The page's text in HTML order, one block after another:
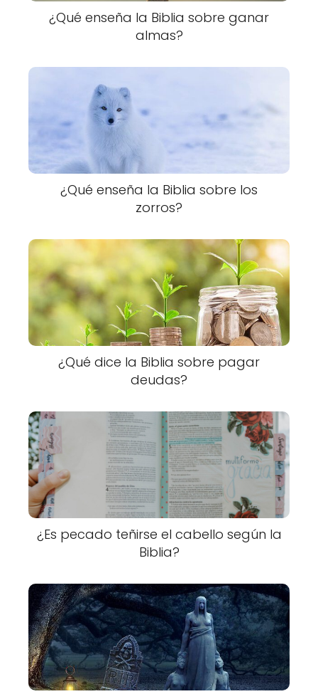
¿Qué enseña la Biblia sobre ganar
almas?
¿Qué enseña la Biblia sobre los
zorros?
¿Qué dice la Biblia sobre pagar
deudas?
¿Es pecado teñirse el cabello según la
Biblia?